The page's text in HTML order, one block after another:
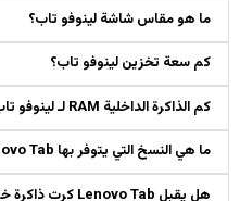
ما هو مقاس شاشة لينوفو تاب؟
كم سعة تخزين لينوفو تاب؟
كم الذاكرة الداخلية RAM لـ لينوفو تاب؟
ما هي النسخ التي يتوفر بها Lenovo Tab من حيث الذاكرة والتخزين؟
هل يقبل Lenovo Tab كرت ذاكرة خارجي؟